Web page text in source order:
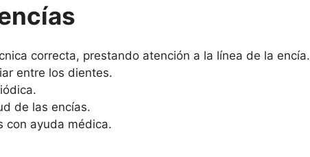
correcta, prestando atención a la línea de la encía.
entre los dientes.
de las encías.
con ayuda médica.